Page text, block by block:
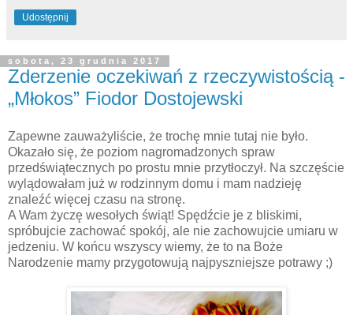
Udostępnij
sobota, 23 grudnia 2017
Zderzenie oczekiwań z rzeczywistością -
„Młokos” Fiodor Dostojewski
Zapewne zauważyliście, że trochę mnie tutaj nie było.
Okazało się, że poziom nagromadzonych spraw
przedświątecznych po prostu mnie przytłoczył. Na szczęście
wylądowałam już w rodzinnym domu i mam nadzieję
znaleźć więcej czasu na stronę.
A Wam życzę wesołych świąt! Spędźcie je z bliskimi,
spróbujcie zachować spokój, ale nie zachowujcie umiaru w
jedzeniu. W końcu wszyscy wiemy, że to na Boże
Narodzenie mamy przygotowują najpyszniejsze potrawy ;)